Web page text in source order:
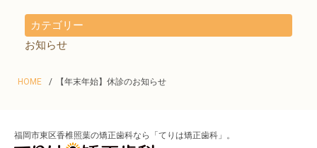
カテゴリー
お知らせ
HOME 【年末年始】休診のお知らせ
福岡市東区香椎照葉の矯正歯科なら「てりは矯正歯科」。